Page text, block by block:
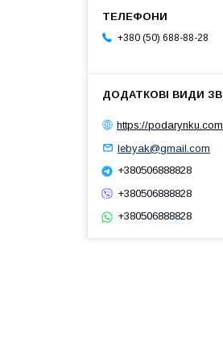
+380 (50) 688-88-28
https://podarynku.com
lebyak@gmail.com
+380506888828
+380506888828
+380506888828